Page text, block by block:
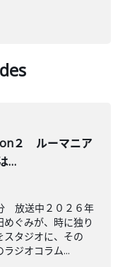
２ ルーマニア
…
放送中２０２６年
ぐみが、時に独り
スタジオに、その
ジオコラム...